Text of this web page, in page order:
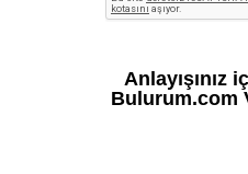
Anlayışınız
Bulurum.com